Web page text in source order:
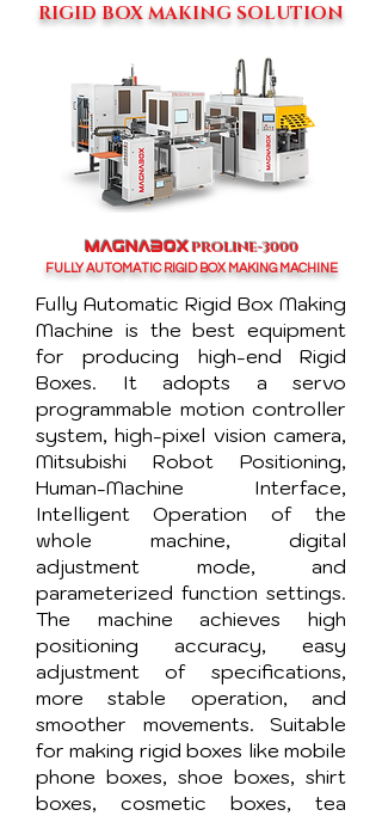
RIGID BOX MAKING SOLUTION
MAGNABOXPROLINE-3000
FULLY AUTOMATIC RIGID BOX MAKING MACHINE
Fully Automatic Rigid Box Making
Machine is the best equipment
for producing high-end Rigid
Boxes. It adopts a servo
programmable motion controller
system, high-pixel vision camera,
Mitsubishi Robot Positioning,
Human-Machine Interface,
Intelligent Operation of the
whole machine, digital
adjustment mode, and
parameterized function settings.
The machine achieves high
positioning accuracy, easy
adjustment of specifications,
more stable operation, and
smoother movements. Suitable
for making rigid boxes like mobile
phone boxes, shoe boxes, shirt
boxes, cosmetic boxes, tea